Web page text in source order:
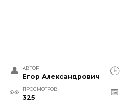
АВТОР
Егор Александрович
ПРОСМОТРОВ
325